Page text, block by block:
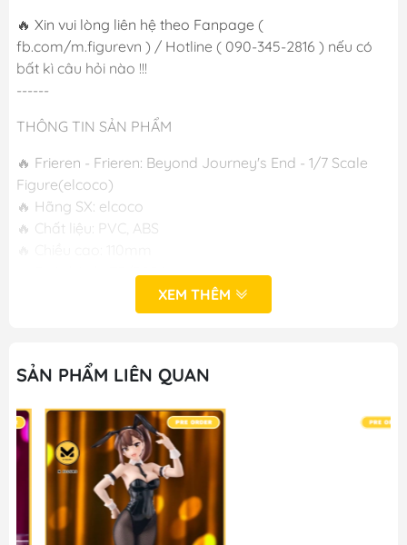
🔥 Xin vui lòng liên hệ theo Fanpage (
fb.com/m.figurevn ) / Hotline ( 090-345-2816 ) nếu có
bất kì câu hỏi nào !!!
------
THÔNG TIN SẢN PHẨM
🔥 Frieren - Frieren: Beyond Journey's End - 1/7 Scale
Figure(elcoco)
🔥 Hãng SX: elcoco
🔥 Chất liệu: PVC, ABS
🔥 Phát hành: T3/2024
M FIGURE - MÔ HÌNH ANIME CHÍNH HÃNG NHẬT BẢN
🔥Add: Ngọc Hồi - Hoàng Liệt - Hoàng Mai - Hà Nội
🔥Hotline: 090-345-2816 or 098-777-0035
🔥Website: https://mfigure.com/
#figure #mo_hinh #mo_hinh_nhan_vat
#mo_hinh_anime #anime_figure #figure
#mo_hinh_chinh_hang #mo_hinh_figure
#figure_chinh_hang #mo_hinh_tinh #nendoroid
XEM THÊM
SẢN PHẨM LIÊN QUAN